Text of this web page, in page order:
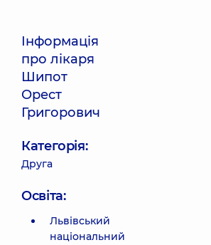
Інформація
про лікаря
Шипот
Орест
Григорович
Категорія:
Друга
Освіта:
Львівський
національний